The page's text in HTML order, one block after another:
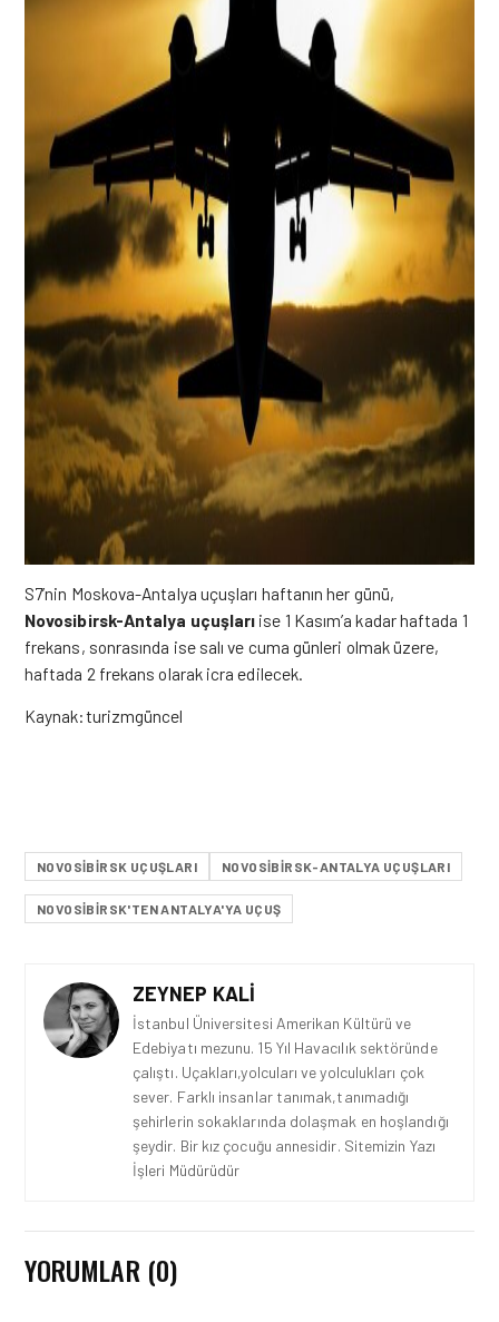
S7’nin Moskova-Antalya uçuşları haftanın her günü,
Novosibirsk-Antalya uçuşları ise 1 Kasım’a kadar haftada 1
frekans, sonrasında ise salı ve cuma günleri olmak üzere,
haftada 2 frekans olarak icra edilecek.
Kaynak:turizmgüncel
NOVOSIBIRSK UÇUŞLARI NOVOSIBIRSK-ANTALYA UÇUŞLARI
NOVOSIBIRSK'TEN ANTALYA'YA UÇUŞ
ZEYNEP KALI
İstanbul Üniversitesi Amerikan Kültürü ve
Edebiyatı mezunu. 15 Yıl Havacılık sektöründe
çalıştı. Uçakları,yolcuları ve yolculukları çok
sever. Farklı insanlar tanımak,tanımadığı
şehirlerin sokaklarında dolaşmak en hoşlandığı
şeydir. Bir kız çocuğu annesidir. Sitemizin Yazı
İşleri Müdürüdür
YORUMLAR (0)